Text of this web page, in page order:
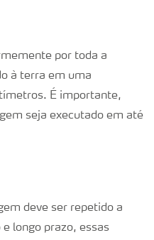
por toda a
à terra em uma
É importante,
seja executado em até
deve ser repetido a
longo prazo, essas